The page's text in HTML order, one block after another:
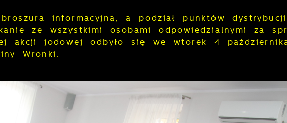
informacyjna, a podział punktów
ze wszystkimi osobami odpowiedzialnymi za
akcji jodowej odbyło się we wtorek 4
Wronki.